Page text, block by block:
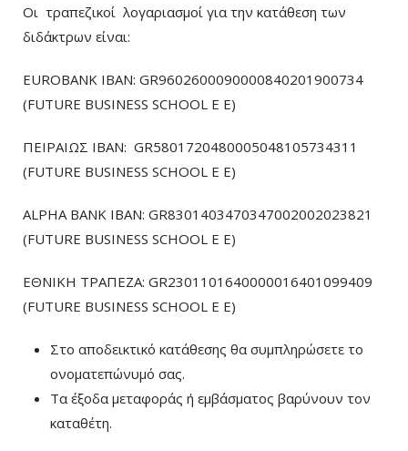
Οι τραπεζικοί λογαριασμοί για την κατάθεση των
διδάκτρων είναι:
EUROBANK IBAN: GR9602600090000840201900734
(FUTURE BUSINESS SCHOOL E E)
ΠΕΙΡΑΙΩΣ ΙΒΑΝ: GR5801720480005048105734311
(FUTURE BUSINESS SCHOOL E E)
ALPHA BANK IBAN: GR8301403470347002002023821
(FUTURE BUSINESS SCHOOL E E)
ΕΘΝΙΚΗ ΤΡΑΠΕΖΑ: GR2301101640000016401099409
(FUTURE BUSINESS SCHOOL E E)
Στο αποδεικτικό κατάθεσης θα συμπληρώσετε το
ονοματεπώνυμό σας.
Τα έξοδα μεταφοράς ή εμβάσματος βαρύνουν τον
καταθέτη.